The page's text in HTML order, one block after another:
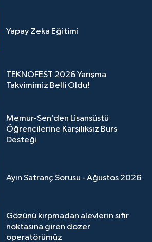
Yapay Zeka Eğitimi
TEKNOFEST 2026 Yarışma
Takvimimiz Belli Oldu!
Memur-Sen’den Lisansüstü
Öğrencilerine Karşılıksız Burs
Desteği
Ayın Satranç Sorusu - Ağustos 2026
Gözünü kırpmadan alevlerin sıfır
noktasına giren dozer
operatörümüz